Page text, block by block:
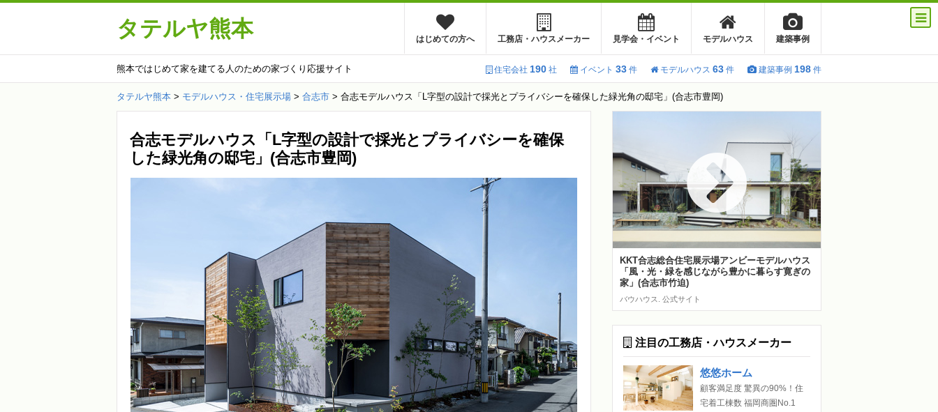
タテルヤ熊本 はじめての方へ 工務店・ハウスメーカー 見学会・イベント モデルハウス 建築事例
熊本ではじめて家を建てる人のための家づくり応援サイト 住宅会社 190 社 イベント 33 件 モデルハウス 63 件 建築事例 198 件
タテルヤ熊本 > モデルハウス・住宅展示場 > 合志市 > 合志モデルハウス「L字型の設計で採光とプライバシーを確保した緑光角の邸宅」(合志市豊岡)
合志モデルハウス「L字型の設計で採光とプライバシーを確保
した緑光角の邸宅」(合志市豊岡)
KKT合志総合住宅展示場アンビーモデルハウス
「風・光・緑を感じながら豊かに暮らす寛ぎの
家」(合志市竹迫)
バウハウス. 公式サイト
注目の工務店・ハウスメーカー
悠悠ホーム
顧客満足度 驚異の90%！住
宅着工棟数 福岡商圏No.1